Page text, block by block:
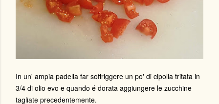
In un' ampia padella far soffriggere un po' di cipolla tritata in
3/4 di olio evo e quando é dorata aggiungere le zucchine
tagliate precedentemente.